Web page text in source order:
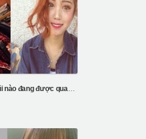
Bây giờ dáng mũi nào đang được quan tâm nhất?